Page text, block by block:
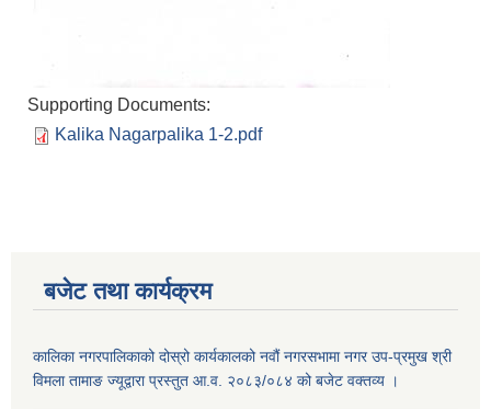
Supporting Documents:
Kalika Nagarpalika 1-2.pdf
बजेट तथा कार्यक्रम
कालिका नगरपालिकाको दोस्रो कार्यकालको नवौं नगरसभामा नगर उप-प्रमुख श्री
विमला तामाङ ज्यूद्वारा प्रस्तुत आ.व. २०८३/०८४ को बजेट वक्तव्य ।